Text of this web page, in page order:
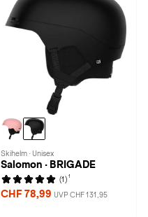
Skihelm · Unisex
Salomon · BRIGADE
(1) 1
CHF 78,99 UVP CHF 131,95